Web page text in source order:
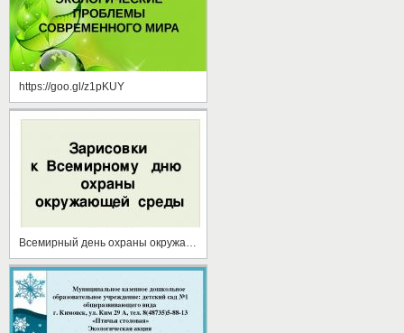
https://goo.gl/z1pKUY